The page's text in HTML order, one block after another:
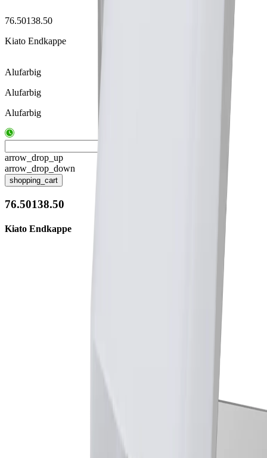
76.50138.50
Kiato Endkappe
Alufarbig
Alufarbig
Alufarbig
arrow_drop_up
arrow_drop_down
shopping_cart
76.50138.50
Kiato Endkappe